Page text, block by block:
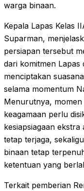
warga binaan.
Kepala Lapas Kelas
Suparman,
persiapan tersebut
dari komitmen Lapas
menciptakan
selama momentum
Menurutnya,
keagamaan perlu
kesiapsiagaan ekstra
tetap terjaga,
binaan tetap
ketentuan yang
Terkait pemberian